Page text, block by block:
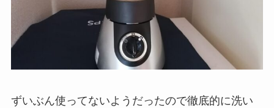
ずいぶん使ってないようだったので徹底的に洗い